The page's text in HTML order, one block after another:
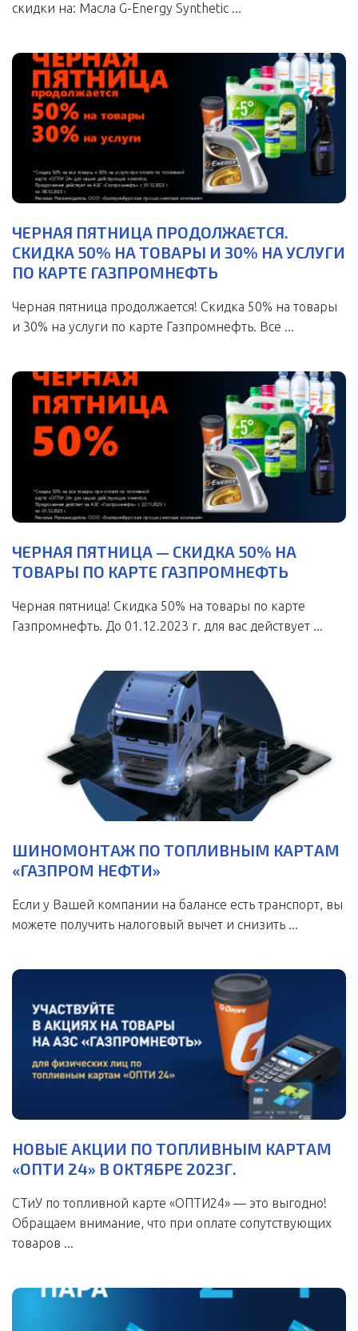
скидки на: Масла G-Energy Synthetic ...
ЧЕРНАЯ ПЯТНИЦА ПРОДОЛЖАЕТСЯ.
СКИДКА 50% НА ТОВАРЫ И 30% НА УСЛУГИ
ПО КАРТЕ ГАЗПРОМНЕФТЬ
Черная пятница продолжается! Скидка 50% на товары
и 30% на услуги по карте Газпромнефть. Все ...
ЧЕРНАЯ ПЯТНИЦА — СКИДКА 50% НА
ТОВАРЫ ПО КАРТЕ ГАЗПРОМНЕФТЬ
Черная пятница! Скидка 50% на товары по карте
Газпромнефть. До 01.12.2023 г. для вас действует ...
ШИНОМОНТАЖ ПО ТОПЛИВНЫМ КАРТАМ
«ГАЗПРОМ НЕФТИ»
Если у Вашей компании на балансе есть транспорт, вы
можете получить налоговый вычет и снизить ...
НОВЫЕ АКЦИИ ПО ТОПЛИВНЫМ КАРТАМ
«ОПТИ 24» В ОКТЯБРЕ 2023Г.
СТиУ по топливной карте «ОПТИ24» — это выгодно!
Обращаем внимание, что при оплате сопутствующих
товаров ...